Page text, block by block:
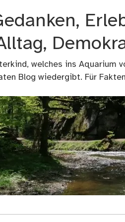
welches ins Aquarium
Blog wiedergibt. Für